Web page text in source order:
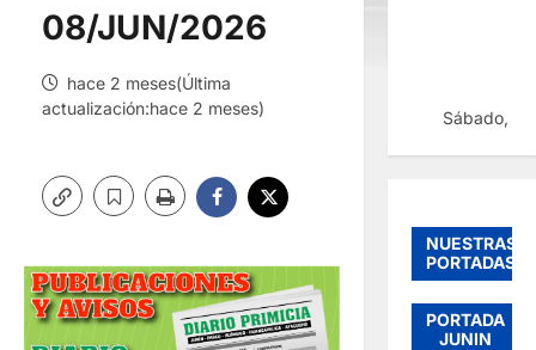
08/JUN/2026
hace 2 meses(Última
actualización:hace 2 meses)
Sábado,
NUESTRAS
PORTADAS
PORTADA
JUNIN